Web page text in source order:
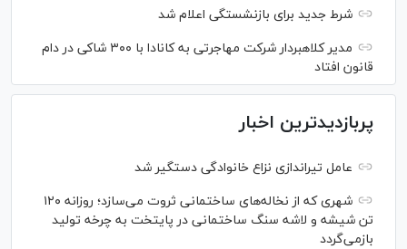
شرط جدید برای بازنشستگی اعلام شد
مدیر کلاهبردار شرکت مهاجرتی به کانادا با ۳۰۰ شاکی در دام
قانون افتاد
پربازدیدترین اخبار
عامل تیراندازی نزاع خانوادگی دستگیر شد
شهری که از نخاله‌های ساختمانی ثروت می‌سازد؛ روزانه ۱۲۰
تن شیشه و لاشه سنگ ساختمانی در پایتخت به چرخه تولید
بازمی‌گردد